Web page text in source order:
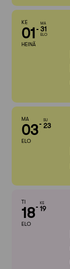
KE
01
HEINÄ
MA
31
ELO
MA
03
ELO
SU
23
TI
18
ELO
KE
19